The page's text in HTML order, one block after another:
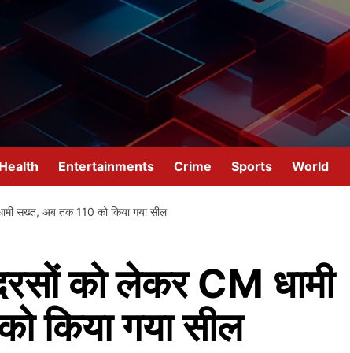
Health Entertainments Crime Sports World
सख्त, अब तक 110 को किया गया सील
को लेकर CM धामी
किया गया सील